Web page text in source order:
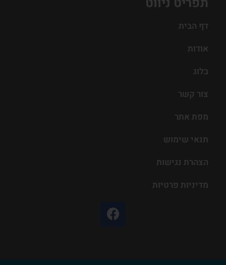
דף הבית
אודות
בלוג
צור קשר
מפת אתר
תנאי שימוש
הצהרת נגישות
מדיניות פרטיות